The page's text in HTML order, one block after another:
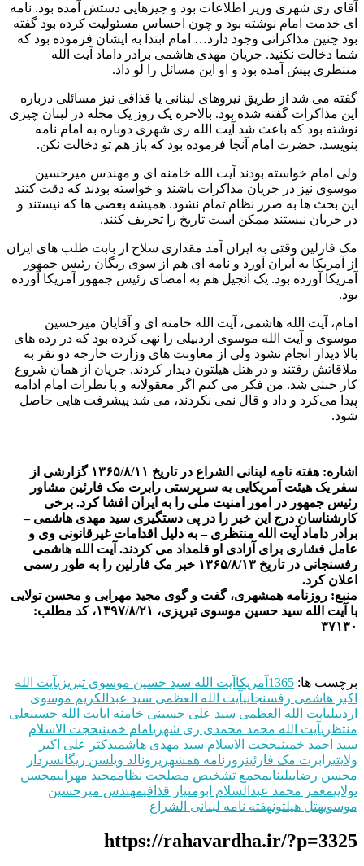
آقای ری‌ شهری وزیر اطلاعات بود و چیزهایی دستش آمده بود. نامه‌
ای خدمت امام نوشته بود و چون احساس مسئولیت کرده بود گفته
بود چنین مذاکراتی وجود دارد… امام ابتدا به ایشان فرموده بود که
شما دخالت نکنید. جریان مهدی هاشمی برادر داماد آیت‌ الله
منتظری پیش آمده بود و او این مسائل را لو داد.
گفته می‌ شد از طریق نیروهای لبنانی یا قذافی نیز مسائلی درباره
این مذاکرات گفته شده بود. بالاخره یک روز یک مجله‌ در لبنان چیزی
نوشته بود که باعث شد آیت‌ الله ری‌ شهری دوباره به امام نامه
بنویسد. حضرت امام آنجا فرموده بود که باز هم تو دخالت نکن.
ولی امام خواسته بودند آیت‌ الله خامنه‌ ای و مهندس میرحسین
موسوی نیز در جریان مذاکرات باشند و خواسته بودند که دقت کنند
این بحث‌ ها به ضرر نظام تمام نشود. همیشه بعضی‌ ها که نیستند و
در جریان نیستند ممکن است تاریخ را تحریف کنند.
مک فارلین وقتی به ایران آمد مقداری سلاح از بابت طلب‌ های ایران
از آمریکا به ایران آورد و نامه‌ ای هم از سوی ریگان رئیس‌ جمهور
آمریکا آورده بود. یک انجیل هم به امضای رئیس‌ جمهور آمریکا آورده
بود.
امام، آیت‌ الله هاشمی، آیت‌ الله خامنه‌ ای و آقایان میرحسین
موسوی و آیت‌ الله موسوی اردبیلی را نهی کرده بود که در رده‌ های
بالا دیدار انجام نشود ولی از معاونت‌ های وزارت خارجه دو نفر به
ملاقاتش رفتند و در هتل هیلتون دیدار کردند. جریان از همان شروع
کار خنثی شد. من فکر می‌ کنم اگر معقولانه و با نظرات امام ادامه
پیدا می‌کرد و داد و قال نمی‌ نکردند، می‌ شد پیشرفت‌ هایی حاصل
شود.
اشاره: هفته نامه لبنانی الشراع در تاریخ ۱۳۶۵/۸/۱۱ گزارشی از
سفر یک هیئت آمریکایی به سرپرستی رابرت مک فارئین مشاور
رئیس جمهور در امور امنیت ملی را به ایران افشا کرد. برخی
کارشناسان درج این خبر را در پی دستگیری سید مهدی هاشمی –
برادر داماد آیت الله منتظری – به دلیل اقدامات غیرقانونی وی و
عامل فشاری برای آزادی او قلمداد می کردند. آیت الله هاشمی
رفسنجانی در تاریخ ۱۳۶۵/۸/۱۳ خبر مک فارلین را به طور رسمی
اعلان کرد.
منبع: روزنامه همشهری، گفت و گوی مجید مهرابی و محسن تولایی
با آیت الله سید حسین موسوی تبریزی، ۱۳۹۷/۸/۲۱، کد مطلب:
۳۷۱۳۰
برچسب ها: 1365 آمریکا آيت‌ الله سید حسین موسوی تبریزیآیت الله
اکبر هاشمی رفسنجانیآیت الله العظمی سید عبدالکریم موسوی
اردبیلیآیت الله العظمی سید علی حسینی خامنه ایآیت الله حسینعلی
منتظریآیت الله محمد محمدی ری شهریامام خمینیحجت الاسلام
سید احمد خمینیحجت الاسلام سید مهدی هاشمیدکتر علی اکبر
ولایتیرابرت مک فارئینروزنامه همشهریرونالد ویلسن ریگانسردار
محسن رضاییلبنانمجمع تشخیص مصلحت نظاممجید مهرابیمحسن
تولاییمعمر محمد عبدالسلام ابومنیار قذافیمهندس میرحسین
موسویهتل هیلتونهفته نامه لبنانی الشراع
https://rahavardha.ir/?p=3325